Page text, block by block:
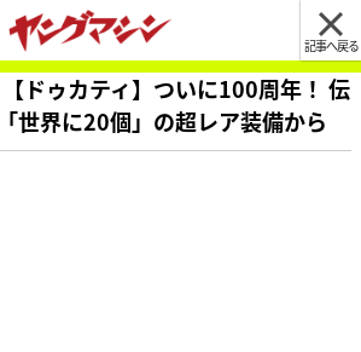
記事へ戻る
ドゥカティ】ついに100周年！ 伝
世界に20個」の超レア装備から